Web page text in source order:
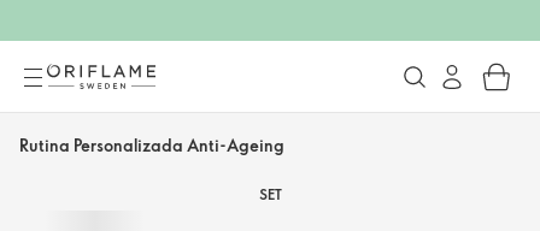
Rutina Personalizada Anti-Ageing
SET